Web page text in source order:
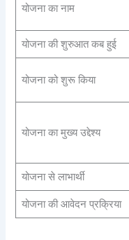
योजना का नाम
योजना की शुरुआत कब हुई
योजना को शुरू किया
योजना का मुख्य उद्देश्य
योजना से लाभार्थी
योजना की आवेदन प्रक्रिया